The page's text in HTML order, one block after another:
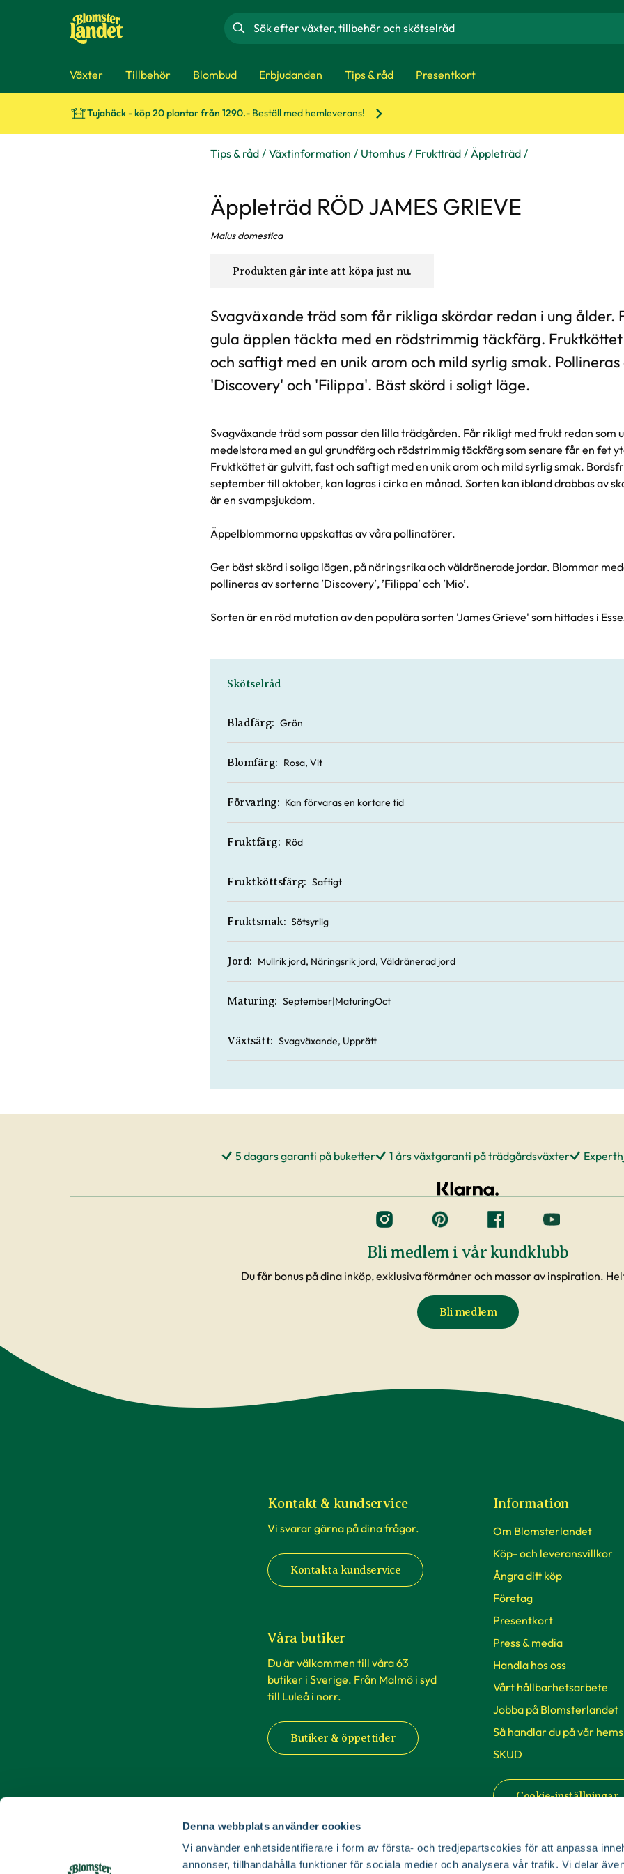
Denna webbplats använder cookies
Vi använder enhetsidentifierare i form av första- och tredjepartscokies för att anpassa
annonser, tillhandahålla funktioner för sociala medier och analysera vår trafik. Vi delar
Sök
Växter Tillbehör Blombud Erbjudanden Tips & råd Presentkort
Tujahäck - köp 20 plantor från 1290.- Beställ med hemleverans!
Tips & råd Växtinformation Utomhus Fruktträd Äppleträd
Äppleträd RÖD JAMES GRIEVE
Malus domestica
Produkten går inte att köpa just nu.
Svagväxande träd som får rikliga skördar redan i ung ålder.
gula äpplen täckta med en rödstrimmig täckfärg.
och saftigt med en unik arom och mild syrlig smak. Pollineras
'Discovery' och 'Filippa'. Bäst skörd i soligt läge.
Svagväxande träd som passar den lilla trädgården. Får rikligt med frukt redan som
medelstora med en gul grundfärg och rödstrimmig täckfärg som senare får en fet
Fruktköttet är gulvitt, fast och saftigt med en unik arom och mild syrlig smak.
september till oktober, kan lagras i cirka en månad. Sorten kan ibland drabbas av
är en svampsjukdom.
Äppelblommorna uppskattas av våra pollinatörer.
Ger bäst skörd i soliga lägen, på näringsrika och väldränerade jordar. Blommar
pollineras av sorterna ’Discovery’, ’Filippa’ och ’Mio’.
Sorten är en röd mutation av den populära sorten 'James Grieve' som hittades i
Skötselråd
Bladfärg: Grön
Blomfärg: Rosa, Vit
Förvaring: Kan förvaras en kortare tid
Fruktfärg: Röd
Fruktköttsfärg: Saftigt
Fruktsmak: Sötsyrlig
Jord: Mullrik jord, Näringsrik jord, Väldränerad jord
Maturing: September|MaturingOct
Växtsätt: Svagväxande, Upprätt
5 dagars garanti på buketter 1 års växtgaranti på trädgårdsväxter
Bli medlem i vår kundklubb
Du får bonus på dina inköp, exklusiva förmåner och massor av inspiration.
Bli medlem
Kontakt & kundservice
Vi svarar gärna på dina frågor.
Kontakta kundservice
Våra butiker
Du är välkommen till våra 63
butiker i Sverige. Från Malmö i syd
till Luleå i norr.
Butiker & öppettider
Information
Om Blomsterlandet
Köp- och leveransvillkor
Ångra ditt köp
Företag
Presentkort
Press & media
Handla hos oss
Vårt hållbarhetsarbete
Jobba på Blomsterlandet
Så handlar du på vår
SKUD
Cookie-inställningar